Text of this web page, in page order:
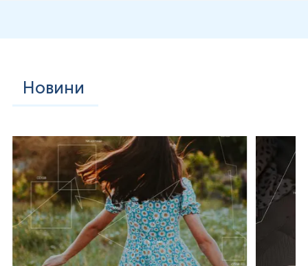
Новини